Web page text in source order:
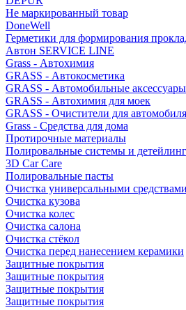
Не маркированный товар
DoneWell
Герметики для формирования
Автон SERVICE LINE
Grass - Автохимия
GRASS - Автокосметика
GRASS - Автомобильные
GRASS - Автохимия для моек
GRASS - Очистители для автомобиля
Grass - Средства для дома
Протирочные материалы
Полировальные системы и детейлинг
3D Car Care
Полировальные пасты
Очистка универсальными средствами
Очистка кузова
Очистка колес
Очистка салона
Очистка стёкол
Очистка перед нанесением керамики
Защитные покрытия
Защитные покрытия
Защитные покрытия
Защитные покрытия